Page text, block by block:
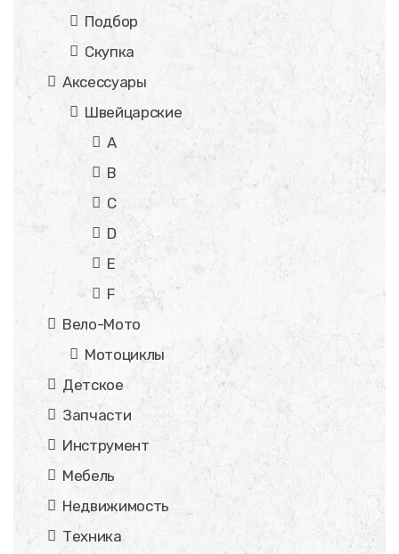
Подбор
Скупка
Аксессуары
Швейцарские
A
B
C
D
E
F
Вело-Мото
Мотоциклы
Детское
Запчасти
Инструмент
Мебель
Недвижимость
Техника